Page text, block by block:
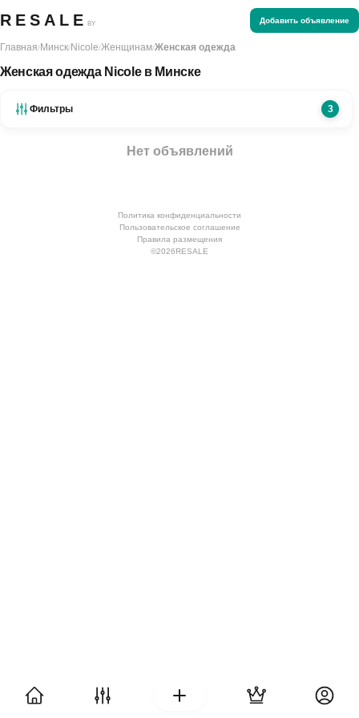
RESALE BY Добавить объявление
Главная/Минск/Nicole/Женщинам/Женская одежда
Женская одежда Nicole в Минске
Фильтры 3
Нет объявлений
Политика конфиденциальности
Пользовательское соглашение
Правила размещения
©2026RESALE